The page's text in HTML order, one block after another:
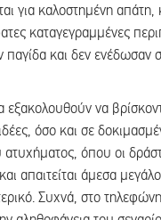
για καλοστημένη
καταγεγραμμένες
και δεν ενέδωσαν
εξακολουθούν να
όσο και σε
όπου οι
απαιτείται άμεσα
Συχνά, στο